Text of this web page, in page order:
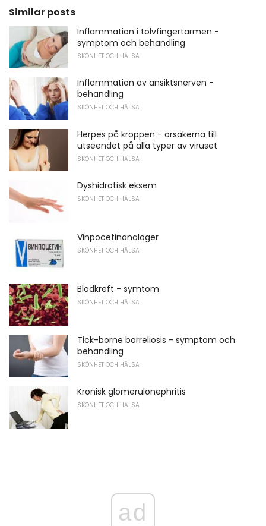
Similar posts
Inflammation i tolvfingertarmen -
symptom och behandling
SKÖNHET OCH HÄLSA
Inflammation av ansiktsnerven -
behandling
SKÖNHET OCH HÄLSA
Herpes på kroppen - orsakerna till
utseendet på alla typer av viruset
SKÖNHET OCH HÄLSA
Dyshidrotisk eksem
SKÖNHET OCH HÄLSA
Vinpocetinanaloger
SKÖNHET OCH HÄLSA
Blodkreft - symtom
SKÖNHET OCH HÄLSA
Tick-borne borreliosis - symptom och
behandling
SKÖNHET OCH HÄLSA
Kronisk glomerulonephritis
SKÖNHET OCH HÄLSA
ad